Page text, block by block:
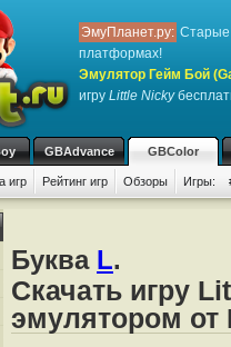
ЭмуПланет.ру: Старые
платформах!
Эмулятор Гейм Бой
игру Little Nicky
GBAdvance GBColor
игр Рейтинг игр Обзоры Игры:
Буква L.
Скачать игру
эмулятором от